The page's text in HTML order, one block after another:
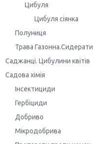
Цибуля
Цибуля сіянка
Полуниця
Трава Газонна.Сидерати
Саджанці. Цибулини квітів
Садова хімія
Інсектициди
Гербіциди
Добриво
Мікродобрива